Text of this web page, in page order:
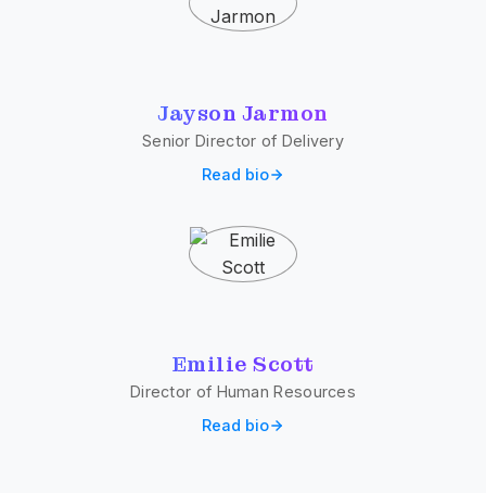
Jayson Jarmon
Senior Director of Delivery
Read bio
Emilie Scott
Director of Human Resources
Read bio